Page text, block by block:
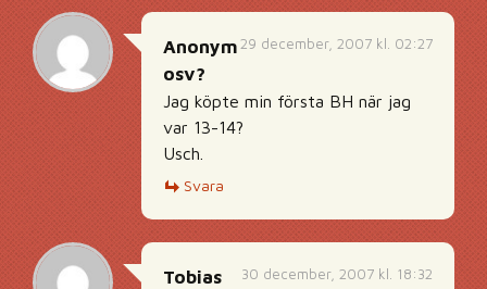
29 december, 2007 kl. 02:27
Anonym
osv?
Jag köpte min första BH när jag
var 13-14?
Usch.
Svara
30 december, 2007 kl. 18:32
Tobias